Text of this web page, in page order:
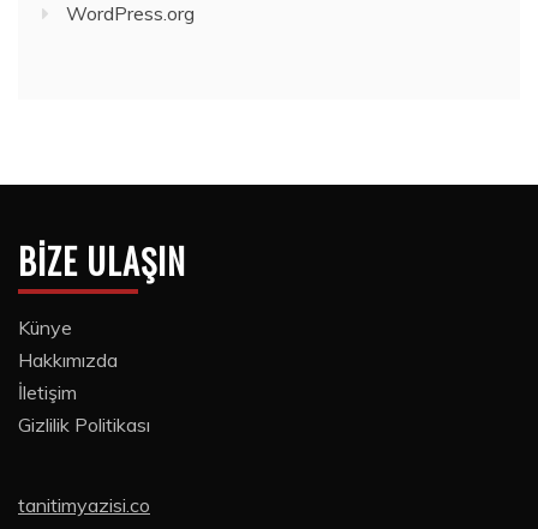
WordPress.org
BIZE ULAŞIN
Künye
Hakkımızda
İletişim
Gizlilik Politikası
tanitimyazisi.co